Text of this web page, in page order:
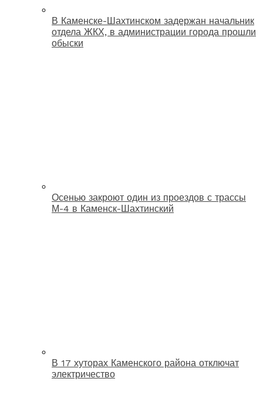
В Каменске-Шахтинском задержан начальник
отдела ЖКХ, в администрации города прошли
обыски
Осенью закроют один из проездов с трассы
М-4 в Каменск-Шахтинский
В 17 хуторах Каменского района отключат
электричество